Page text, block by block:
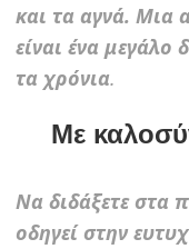
και τα αγνά. Μια
είναι ένα
τα χρόνια.
Με
Να διδάξετε στα
οδηγεί στην